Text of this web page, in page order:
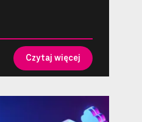
Czytaj więcej